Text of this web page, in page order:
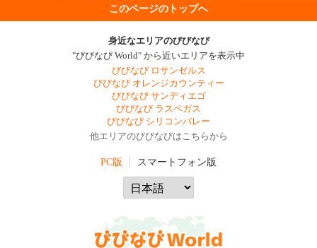
このページのトップへ
身近なエリアのびびなび
"びびなび World" から近いエリアを表示中
びびなび ロサンゼルス
びびなび オレンジカウンティー
びびなび サンディエゴ
びびなび ラスベガス
びびなび シリコンバレー
他エリアのびびなびはこちらから
PC版 スマートフォン版